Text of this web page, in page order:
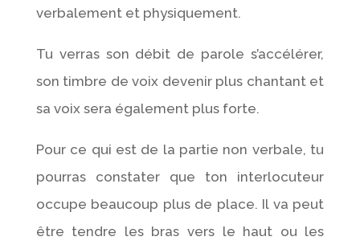
verbalement et physiquement.
Tu verras son débit de parole s’accélérer,
son timbre de voix devenir plus chantant et
sa voix sera également plus forte.
Pour ce qui est de la partie non verbale, tu
pourras constater que ton interlocuteur
occupe beaucoup plus de place. Il va peut
être tendre les bras vers le haut ou les